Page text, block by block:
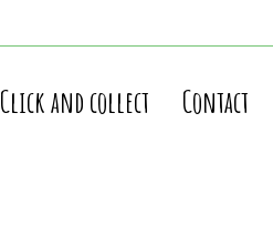
Click and collect Contact